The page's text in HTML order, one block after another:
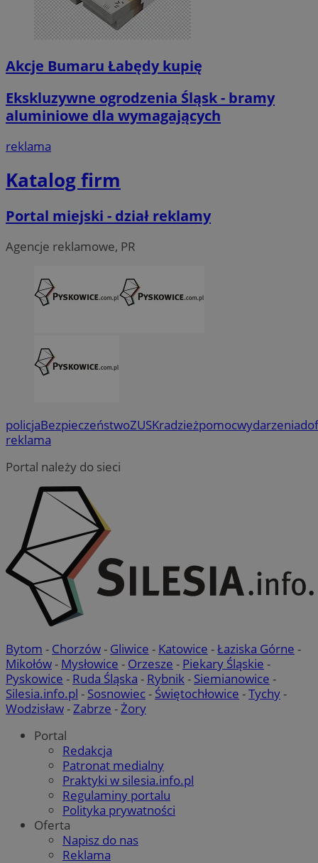
Akcje Bumaru Łabędy kupię
Ekskluzywne ogrodzenia Śląsk - bramy
aluminiowe dla wymagających
reklama
Katalog firm
Portal miejski - dział reklamy
Agencje reklamowe, PR
policjaBezpieczeństwoZUSKradzieżpomocwydarzenia
reklama
Portal należy do sieci
Bytom - Chorzów- Gliwice - Katowice -Łaziska Górne -
Mikołów- Mysłowice - Orzesze - Piekary Śląskie -
Pyskowice - Ruda Śląska - Rybnik- Siemianowice -
Silesia.info.pl - Sosnowiec- Świętochłowice -Tychy-
Wodzisław-Zabrze -Żory
Portal
Redakcja
Patronat medialny
Praktyki w silesia.info.pl
Regulaminy portalu
Polityka prywatności
Oferta
Napisz do nas
Reklama